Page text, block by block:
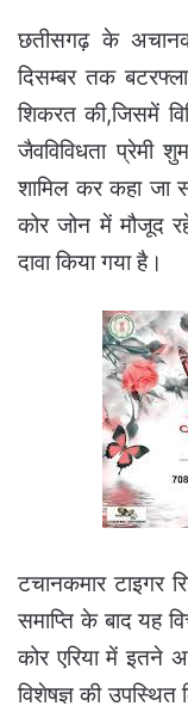
छतीसगढ़ के
दिसम्बर तक
शिकरत की,जिसमें
जैवविविधता प्रेमी
शामिल कर कहा जा
कोर जोन में मौजूद
दावा किया गया है।
टचानकमार टाइगर
समाप्ति के बाद यह
कोर एरिया में इतने
विशेषज्ञ की